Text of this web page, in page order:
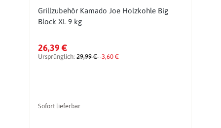
Grillzubehör Kamado Joe Holzkohle Big
Block XL 9 kg
26,39 €
Ursprünglich: 29,99 €-3,60 €
Sofort lieferbar